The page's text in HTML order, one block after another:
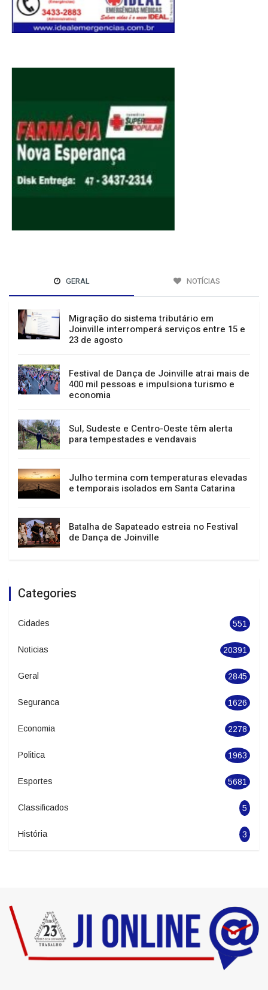
GERAL NOTÍCIAS
Migração do sistema tributário em
Joinville interromperá serviços entre 15 e
23 de agosto
Festival de Dança de Joinville atrai mais de
400 mil pessoas e impulsiona turismo e
economia
Sul, Sudeste e Centro-Oeste têm alerta
para tempestades e vendavais
Julho termina com temperaturas elevadas
e temporais isolados em Santa Catarina
de Dança de Joinville
Categories
Cidades 551
Noticias 20391
Geral 2845
Seguranca 1626
Economia 2278
Politica 1963
Esportes 5681